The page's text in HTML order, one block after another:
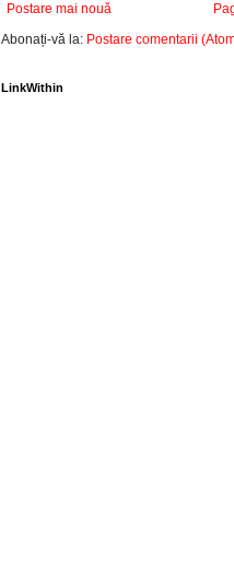
Postare mai nouă
Abonați-vă la: Postare comentarii
LinkWithin